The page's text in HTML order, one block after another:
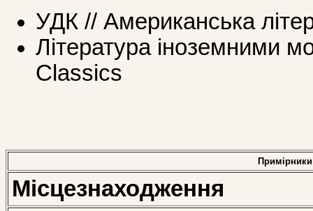
УДК // Американська
Література іноземними
Classics
Примірники
Місцезнаходження